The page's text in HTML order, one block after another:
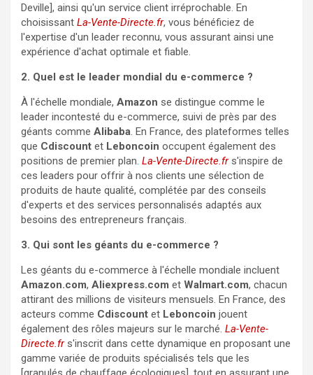
Deville], ainsi qu'un service client irréprochable. En
choisissant La-Vente-Directe.fr, vous bénéficiez de
l'expertise d'un leader reconnu, vous assurant ainsi une
expérience d'achat optimale et fiable.
2. Quel est le leader mondial du e-commerce ?
À l'échelle mondiale, Amazon se distingue comme le
leader incontesté du e-commerce, suivi de près par des
géants comme Alibaba. En France, des plateformes telles
que Cdiscount et Leboncoin occupent également des
positions de premier plan. La-Vente-Directe.frs'inspire de
ces leaders pour offrir à nos clients une sélection de
produits de haute qualité, complétée par des conseils
d'experts et des services personnalisés adaptés aux
besoins des entrepreneurs français.
3. Qui sont les géants du e-commerce ?
Les géants du e-commerce à l'échelle mondiale incluent
Amazon.com, Aliexpress.com et Walmart.com, chacun
attirant des millions de visiteurs mensuels. En France, des
acteurs comme Cdiscount et Leboncoin jouent
également des rôles majeurs sur le marché. La-Vente-
Directe.frs'inscrit dans cette dynamique en proposant une
gamme variée de produits spécialisés tels que les